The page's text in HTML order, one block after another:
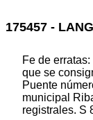
175457 -
Fe de
que se
Puente
municipal
registrales. S